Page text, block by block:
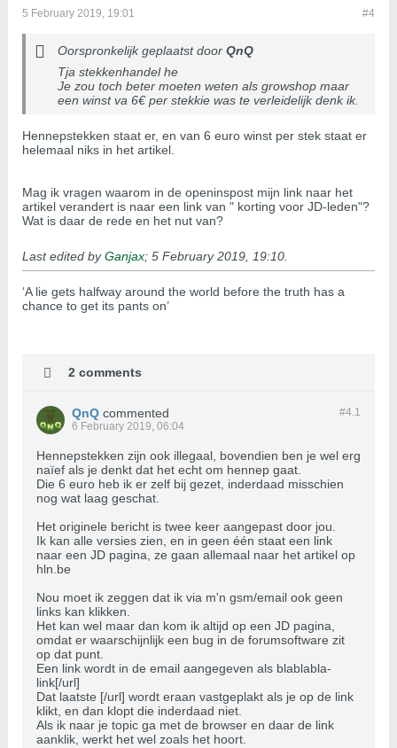
#4
5 February 2019, 19:01
Oorspronkelijk geplaatst door QnQ
Tja stekkenhandel he
Je zou toch beter moeten weten als growshop maar
een winst va 6€ per stekkie was te verleidelijk denk ik.
Hennepstekken staat er, en van 6 euro winst per stek staat er
helemaal niks in het artikel.
Mag ik vragen waarom in de openinspost mijn link naar het
artikel verandert is naar een link van " korting voor JD-leden"?
Wat is daar de rede en het nut van?
Last edited byGanjax; 5 February 2019, 19:10
‘A lie gets halfway around the world before the truth has a
chance to get its pants on’
2 comments
#4.1
QnQ commented
6 February 2019, 06:04
Hennepstekken zijn ook illegaal, bovendien ben je wel erg
naïef als je denkt dat het echt om hennep gaat.
Die 6 euro heb ik er zelf bij gezet, inderdaad misschien
nog wat laag geschat.
Het originele bericht is twee keer aangepast door jou.
Ik kan alle versies zien, en in geen één staat een link
naar een JD pagina, ze gaan allemaal naar het artikel op
hln.be
Nou moet ik zeggen dat ik via m'n gsm/email ook geen
links kan klikken.
Het kan wel maar dan kom ik altijd op een JD pagina,
omdat er waarschijnlijk een bug in de forumsoftware zit
op dat punt.
Een link wordt in de email aangegeven als blablabla-
link[/url]
Dat laatste [/url] wordt eraan vastgeplakt als je op de link
klikt, en dan klopt die inderdaad niet.
Als ik naar je topic ga met de browser en daar de link
aanklik, werkt het wel zoals het hoort.